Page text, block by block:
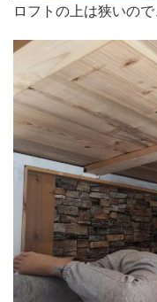
ロフトの上は狭いの